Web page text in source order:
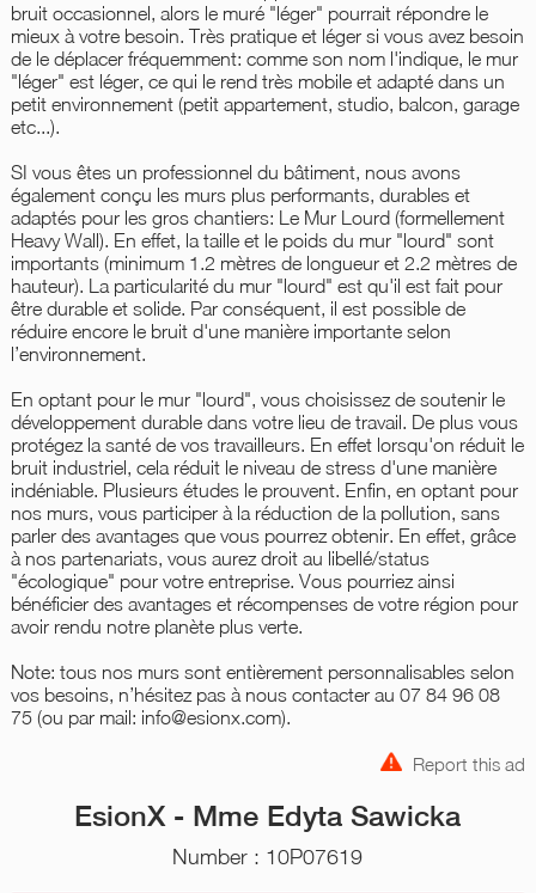
bruit occasionnel, alors le muré "léger" pourrait répondre le
mieux à votre besoin. Très pratique et léger si vous avez besoin
de le déplacer fréquemment: comme son nom l'indique, le mur
"léger" est léger, ce qui le rend très mobile et adapté dans un
petit environnement (petit appartement, studio, balcon, garage
etc...).
SI vous êtes un professionnel du bâtiment, nous avons
également conçu les murs plus performants, durables et
adaptés pour les gros chantiers: Le Mur Lourd (formellement
Heavy Wall). En effet, la taille et le poids du mur "lourd" sont
importants (minimum 1.2 mètres de longueur et 2.2 mètres de
hauteur). La particularité du mur "lourd" est qu'il est fait pour
être durable et solide. Par conséquent, il est possible de
réduire encore le bruit d'une manière importante selon
l’environnement.
En optant pour le mur "lourd", vous choisissez de soutenir le
développement durable dans votre lieu de travail. De plus vous
protégez la santé de vos travailleurs. En effet lorsqu'on réduit le
bruit industriel, cela réduit le niveau de stress d'une manière
indéniable. Plusieurs études le prouvent. Enfin, en optant pour
nos murs, vous participer à la réduction de la pollution, sans
parler des avantages que vous pourrez obtenir. En effet, grâce
à nos partenariats, vous aurez droit au libellé/status
"écologique" pour votre entreprise. Vous pourriez ainsi
bénéficier des avantages et récompenses de votre région pour
avoir rendu notre planète plus verte.
Note: tous nos murs sont entièrement personnalisables selon
vos besoins, n’hésitez pas à nous contacter au 07 84 96 08
75 (ou par mail: info@esionx.com).
Report this ad
EsionX - Mme Edyta Sawicka
Number : 10P07619